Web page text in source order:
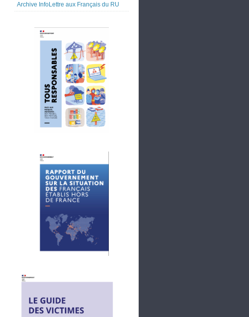
Archive InfoLettre aux Français du RU